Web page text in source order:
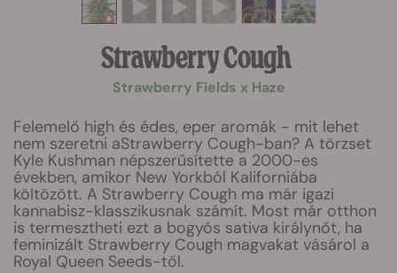
Strawberry Cough
Strawberry Fields x Haze
Felemelő high és édes, eper aromák - mit lehet
nem szeretni aStrawberry Cough-ban? A törzset
Kyle Kushman népszerűsítette a 2000-es
években, amikor New Yorkból Kaliforniába
költözött. A Strawberry Cough ma már igazi
kannabisz-klasszikusnak számít. Most már otthon
is termesztheti ezt a bogyós sativa királynőt, ha
feminizált Strawberry Cough magvakat vásárol a
Royal Queen Seeds-től.